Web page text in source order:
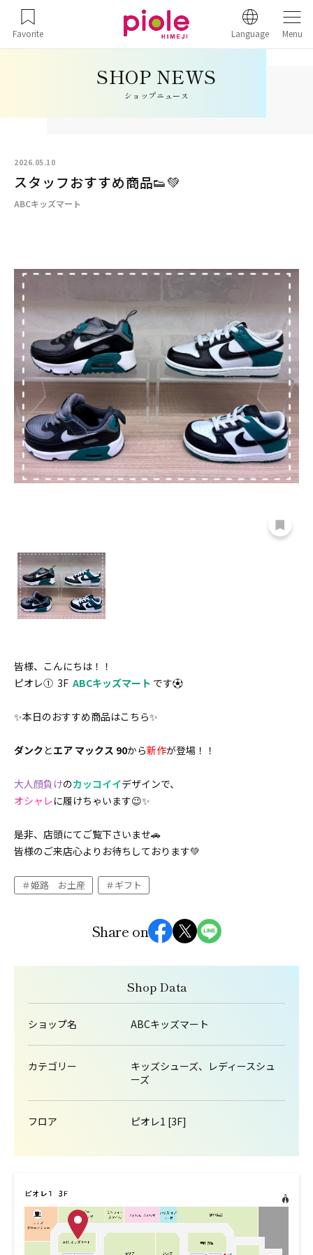
Favorite Language Menu
ショップニュース
2026.05.10
スタッフおすすめ商品👟💚
ABCキッズマート
皆様、こんにちは！！
ピオレ① 3F ABCキッズマート です⚽
✨本日のおすすめ商品はこちら✨
ダンクとエア マックス 90から新作が登場！！
大人顔負けのカッコイイデザインで、
オシャレに履けちゃいます😉✨
是非、店頭にてご覧下さいませ🚗
皆様のご来店心よりお待ちしております💚
姫路 お土産 ギフト
Share on
Shop Data
ショップ名 ABCキッズマート
カテゴリー
キッズシューズ、レディースシュ
ーズ
フロア ピオレ1 [3F]